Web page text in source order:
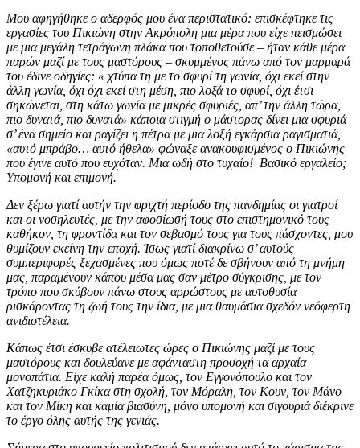
Μου αφηγήθηκε ο αδερφός μου ένα περιστατικό: επισκέφτηκε τις
εργασίες του Πικιώνη στην Ακρόπολη μια μέρα που είχε πεισμώσει
με μια μεγάλη τετράγωνη πλάκα που τοποθετούσε – ήταν κάθε μέρα
παρών μαζί με τους μαστόρους – σκυμμένος πάνω από τον μαρμαρά
του έδινε οδηγίες: « χτύπα τη με το σφυρί τη γωνία, όχι εκεί στην
άλλη γωνία, όχι όχι εκεί στη μέση, πιο λοξά το σφυρί, όχι έτσι
σηκώνεται, στη κάτω γωνία με μικρές σφυριές, απ’ την άλλη τώρα,
πιο δυνατά, πιο δυνατά» κάποια στιγμή ο μάστορας δίνει μια σφυριά
σ’ ένα σημείο και ραγίζει η πέτρα με μια λοξή εγκάρσια ραγισματιά,
«αυτό μπράβο… αυτό ήθελα» φώναξε ανακουφισμένος ο Πικιώνης
που έγινε αυτό που ευχόταν. Μια ωδή στο τυχαίο! Βασικό εργαλείο;
Υπομονή και επιμονή.
Δεν ξέρω γιατί αυτήν την φριχτή περίοδο της πανδημίας οι γιατροί
και οι νοσηλευτές, με την αφοσίωσή τους στο επιστημονικό τους
καθήκον, τη φροντίδα και τον σεβασμό τους για τους πάσχοντες, μου
θυμίζουν εκείνη την εποχή. Ίσως γιατί διακρίνω σ’ αυτούς
συμπεριφορές ξεχασμένες που όμως ποτέ δε σβήνουν από τη μνήμη
μας, παραμένουν κάπου μέσα μας σαν μέτρο σύγκρισης, με τον
τρόπο που σκύβουν πάνω στους αρρώστους με αυτοθυσία
ρισκάροντας τη ζωή τους την ίδια, με μια θαυμάσια σχεδόν νεόφερτη
ανιδιοτέλεια.
Κάπως έτσι έσκυβε ατέλειωτες ώρες ο Πικιώνης μαζί με τους
μαστόρους και δουλεύανε με αφάνταστη προσοχή τα αρχαία
μονοπάτια. Είχε καλή παρέα όμως, τον Εγγονόπουλο και τον
Χατζηκυριάκο Γκίκα στη σχολή, τον Μόραλη, τον Κουν, τον Μάνο
και τον Μίκη και καμία βιασύνη, μόνο υπομονή και σιγουριά διέκρινε
το έργο όλης αυτής της γενιάς.